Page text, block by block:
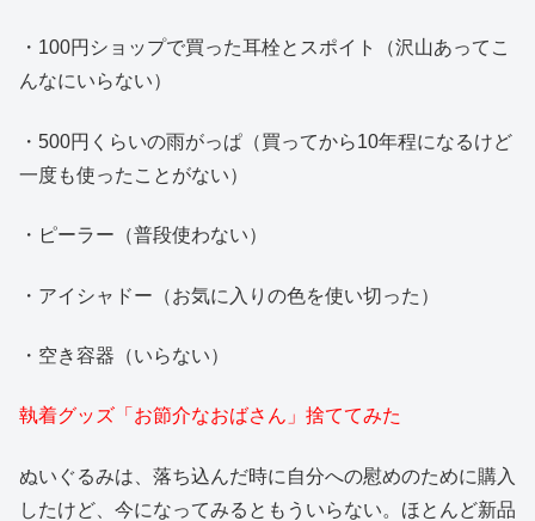
・100円ショップで買った耳栓とスポイト（沢山あってこ
んなにいらない）
・500円くらいの雨がっぱ（買ってから10年程になるけど
一度も使ったことがない）
・ピーラー（普段使わない）
・アイシャドー（お気に入りの色を使い切った）
・空き容器（いらない）
執着グッズ「お節介なおばさん」捨ててみた
ぬいぐるみは、落ち込んだ時に自分への慰めのために購入
したけど、今になってみるともういらない。ほとんど新品